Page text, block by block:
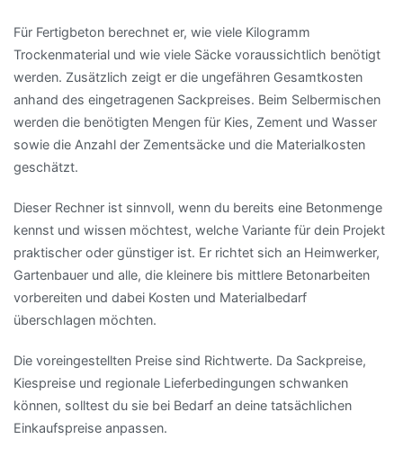
Für Fertigbeton berechnet er, wie viele Kilogramm
Trockenmaterial und wie viele Säcke voraussichtlich benötigt
werden. Zusätzlich zeigt er die ungefähren Gesamtkosten
anhand des eingetragenen Sackpreises. Beim Selbermischen
werden die benötigten Mengen für Kies, Zement und Wasser
sowie die Anzahl der Zementsäcke und die Materialkosten
geschätzt.
Dieser Rechner ist sinnvoll, wenn du bereits eine Betonmenge
kennst und wissen möchtest, welche Variante für dein Projekt
praktischer oder günstiger ist. Er richtet sich an Heimwerker,
Gartenbauer und alle, die kleinere bis mittlere Betonarbeiten
vorbereiten und dabei Kosten und Materialbedarf
überschlagen möchten.
Die voreingestellten Preise sind Richtwerte. Da Sackpreise,
Kiespreise und regionale Lieferbedingungen schwanken
können, solltest du sie bei Bedarf an deine tatsächlichen
Einkaufspreise anpassen.